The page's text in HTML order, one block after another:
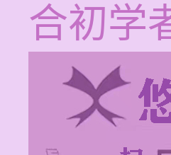
合初学